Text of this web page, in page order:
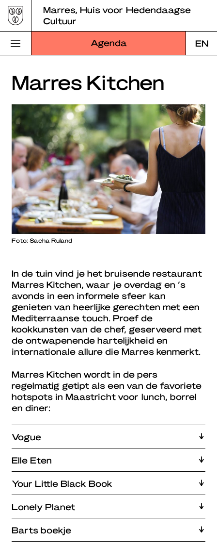
Skip
to
content
Marres, Huis voor Hedendaagse
Cultuur
Agenda EN
Bezoek Marres
Educatie
Over Marres
Marres Kitchen
Shop
Zoek
Marres Kitchen
Foto: Sacha Ruland
In de tuin vind je het bruisende restaurant
Marres Kitchen, waar je overdag en ’s
avonds in een informele sfeer kan
genieten van heerlijke gerechten met een
Mediterraanse touch. Proef de
kookkunsten van de chef, geserveerd met
de ontwapenende hartelijkheid en
internationale allure die Marres kenmerkt.
Marres Kitchen wordt in de pers
regelmatig getipt als een van de favoriete
hotspots in Maastricht voor lunch, borrel
en diner:
Vogue
Elle Eten
Your Little Black Book
Lonely Planet
Barts boekje